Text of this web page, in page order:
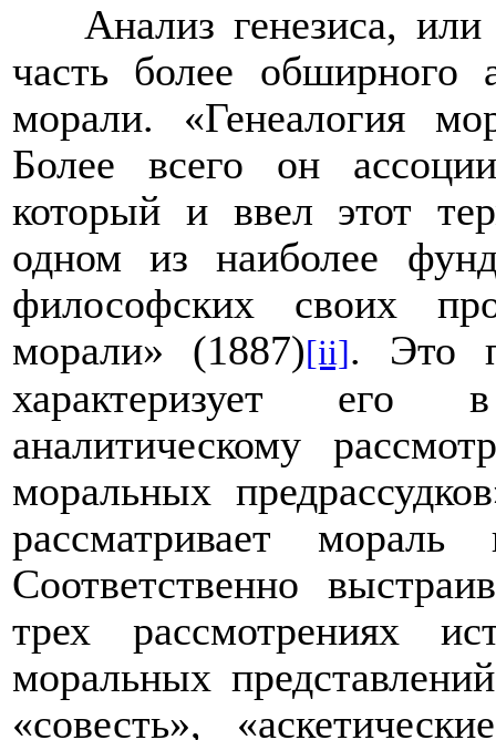
Анализ генезиса, или
часть более обширного
морали. «Генеалогия
Более всего он
который и ввел этот
одном из наиболее
философских своих
морали» (1887)[ii]. Это
характеризует его
аналитическому
моральных
рассматривает мораль
Соответственно
трех рассмотрениях
моральных
«совесть»,